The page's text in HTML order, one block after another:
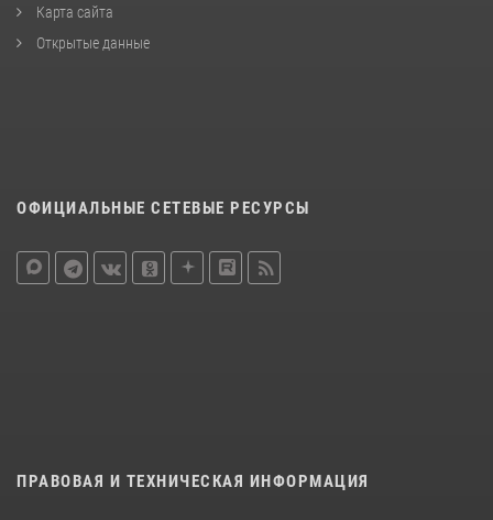
Карта сайта
Открытые данные
ОФИЦИАЛЬНЫЕ СЕТЕВЫЕ РЕСУРСЫ
ПРАВОВАЯ И ТЕХНИЧЕСКАЯ ИНФОРМАЦИЯ